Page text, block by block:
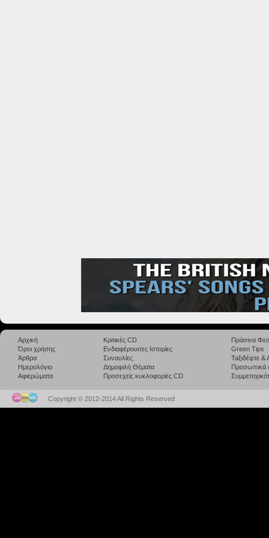
Αρχική
Όροι χρήσης
Άρθρα
Ημερολόγιο
Αφιερώματα
Κριτικές CD
Ενδιαφέρουσες Ιστορίες
Συναυλίες
Δημοφιλή Θέματα
Προσεχείς κυκλοφορίες CD
Πράσινα
Green Tips
Taξιδέψτε
Προσωπικά
Copyright © 2012-2014 All Rights Reserved